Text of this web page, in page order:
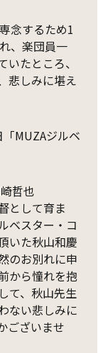
念するため1
、楽団員一
たところ、
悲しみに堪え
MUZAジルベ
哲也
として育ま
ベスター・コ
いた秋山和慶
のお別れに申
から憧れを抱
て、秋山先生
ない悲しみに
ございませ